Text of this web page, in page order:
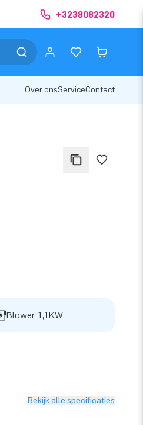
+3238082320
Over onsServiceContact
Blower 1,1KW
Bekijk alle specificaties